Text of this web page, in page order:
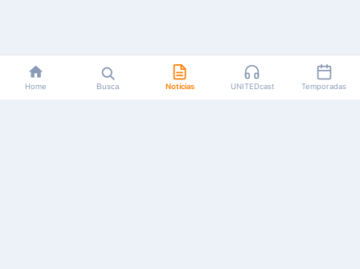
Home Busca Notícias UNITEDcast Temporadas